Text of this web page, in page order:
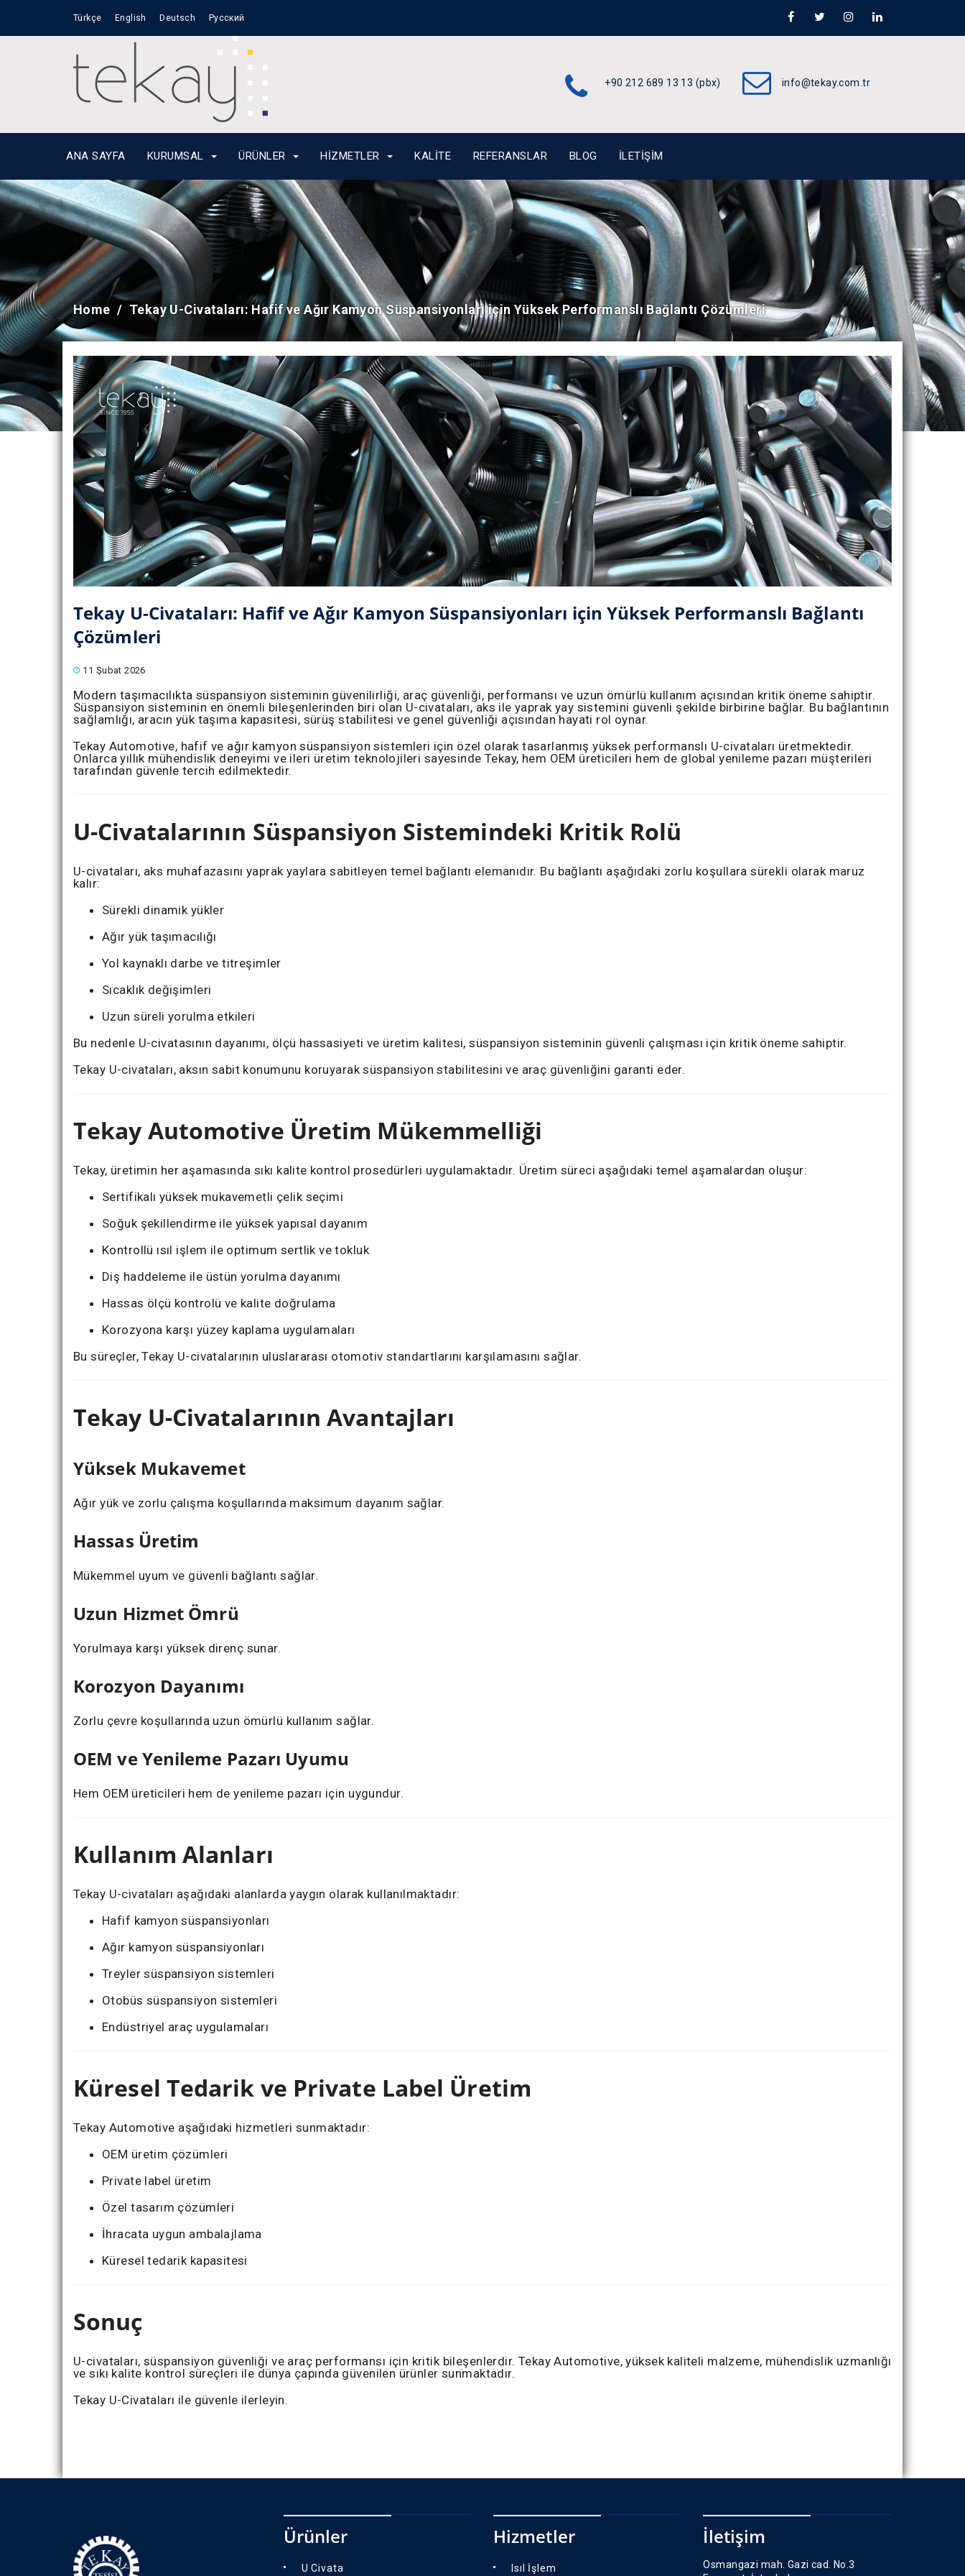
Türkçe English Deutsch Русский
+90 212 689 13 13 (pbx) info@tekay.com.tr
ANA SAYFA KURUMSAL ÜRÜNLER HIZMETLER KALITE REFERANSLAR BLOG İLETIŞIM
Home Tekay U-Civataları: Hafif ve Ağır Kamyon Süspansiyonları için Yüksek Performanslı Bağlantı Çözümleri
Tekay U-Civataları: Hafif ve Ağır Kamyon Süspansiyonları için Yüksek Performanslı Bağlantı
Çözümleri
11 Şubat 2026
Modern taşımacılıkta süspansiyon sisteminin güvenilirliği, araç güvenliği, performansı ve uzun ömürlü kullanım açısından kritik öneme sahiptir.
Süspansiyon sisteminin en önemli bileşenlerinden biri olan U-civataları, aks ile yaprak yay sistemini güvenli şekilde birbirine bağlar. Bu bağlantının
sağlamlığı, aracın yük taşıma kapasitesi, sürüş stabilitesi ve genel güvenliği açısından hayati rol oynar.
Tekay Automotive, hafif ve ağır kamyon süspansiyon sistemleri için özel olarak tasarlanmış yüksek performanslı U-civataları üretmektedir.
Onlarca yıllık mühendislik deneyimi ve ileri üretim teknolojileri sayesinde Tekay, hem OEM üreticileri hem de global yenileme pazarı müşterileri
tarafından güvenle tercih edilmektedir.
U-Civatalarının Süspansiyon Sistemindeki Kritik Rolü
U-civataları, aks muhafazasını yaprak yaylara sabitleyen temel bağlantı elemanıdır. Bu bağlantı aşağıdaki zorlu koşullara sürekli olarak maruz
kalır:
Sürekli dinamik yükler
Ağır yük taşımacılığı
Yol kaynaklı darbe ve titreşimler
Sıcaklık değişimleri
Uzun süreli yorulma etkileri
Bu nedenle U-civatasının dayanımı, ölçü hassasiyeti ve üretim kalitesi, süspansiyon sisteminin güvenli çalışması için kritik öneme sahiptir.
Tekay U-civataları, aksın sabit konumunu koruyarak süspansiyon stabilitesini ve araç güvenliğini garanti eder.
Tekay Automotive Üretim Mükemmelliği
Tekay, üretimin her aşamasında sıkı kalite kontrol prosedürleri uygulamaktadır. Üretim süreci aşağıdaki temel aşamalardan oluşur:
Sertifikalı yüksek mukavemetli çelik seçimi
Soğuk şekillendirme ile yüksek yapısal dayanım
Kontrollü ısıl işlem ile optimum sertlik ve tokluk
Diş haddeleme ile üstün yorulma dayanımı
Hassas ölçü kontrolü ve kalite doğrulama
Korozyona karşı yüzey kaplama uygulamaları
Bu süreçler, Tekay U-civatalarının uluslararası otomotiv standartlarını karşılamasını sağlar.
Tekay U-Civatalarının Avantajları
Yüksek Mukavemet
Ağır yük ve zorlu çalışma koşullarında maksimum dayanım sağlar.
Hassas Üretim
Mükemmel uyum ve güvenli bağlantı sağlar.
Uzun Hizmet Ömrü
Yorulmaya karşı yüksek direnç sunar.
Korozyon Dayanımı
Zorlu çevre koşullarında uzun ömürlü kullanım sağlar.
OEM ve Yenileme Pazarı Uyumu
Hem OEM üreticileri hem de yenileme pazarı için uygundur.
Kullanım Alanları
Tekay U-civataları aşağıdaki alanlarda yaygın olarak kullanılmaktadır:
Hafif kamyon süspansiyonları
Ağır kamyon süspansiyonları
Treyler süspansiyon sistemleri
Otobüs süspansiyon sistemleri
Endüstriyel araç uygulamaları
Küresel Tedarik ve Private Label Üretim
Tekay Automotive aşağıdaki hizmetleri sunmaktadır:
OEM üretim çözümleri
Private label üretim
Özel tasarım çözümleri
İhracata uygun ambalajlama
Küresel tedarik kapasitesi
Sonuç
U-civataları, süspansiyon güvenliği ve araç performansı için kritik bileşenlerdir. Tekay Automotive, yüksek kaliteli malzeme, mühendislik uzmanlığı
ve sıkı kalite kontrol süreçleri ile dünya çapında güvenilen ürünler sunmaktadır.
Tekay U-Civataları ile güvenle ilerleyin.
Ürünler
U Civata
Hizmetler
Isıl İşlem
İletişim
Osmangazi mah. Gazi cad. No.3